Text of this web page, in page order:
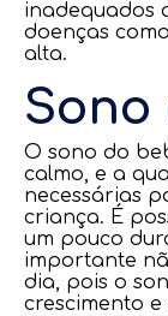
inadequados
doenças
alta.
Sono
O sono do
calmo, e a
necessárias
criança. É
um pouco
importante
dia, pois o
crescimento